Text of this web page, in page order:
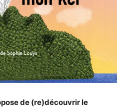
de (re)découvrir le